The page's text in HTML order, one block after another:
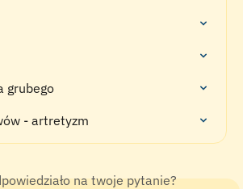
grubego
- artretyzm
na twoje pytanie?